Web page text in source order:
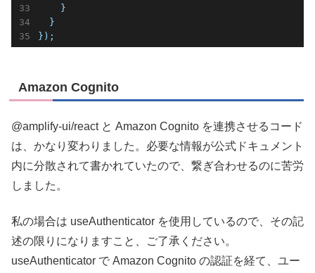
}
}
});
Amazon Cognito
@amplify-ui/react と Amazon Cognito を連携させるコード
は、かなり変わりました。必要な情報が公式ドキュメント
内に分散されて書かれていたので、繋ぎ合わせるのに苦労
しました。
私の場合は useAuthenticator を使用しているので、その記
述の限りになりますこと、ご了承ください。
useAuthenticator で Amazon Cognito の認証を経て、ユー